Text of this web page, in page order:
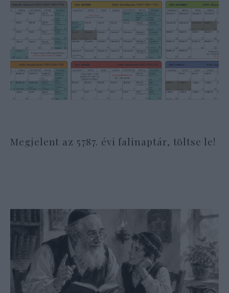
Megjelent az 5787. évi falinaptár, töltse le!